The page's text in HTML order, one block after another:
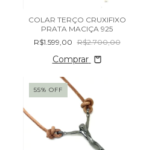
COLAR TERÇO CRUXIFIXO
PRATA MACIÇA 925
R$1.599,00 R$2.700,00
Comprar
55% OFF